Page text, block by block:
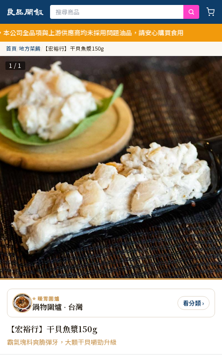
品項與上游供應商均未採用問題油品，請安心購買食用
首頁/地方菜餚/ 【宏裕行】干貝魚漿150g
1 / 1
⭐ 暖胃圍爐
鍋物圍爐 · 台灣 看分類 ›
【宏裕行】干貝魚漿150g
霸氣塊料爽脆彈牙，大顆干貝嚼勁升級